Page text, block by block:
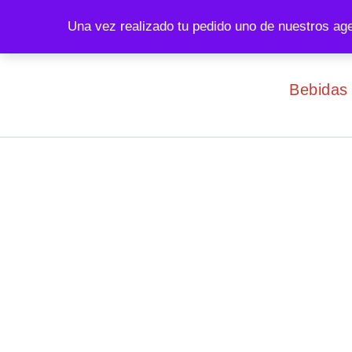
Una vez realizado tu pedido uno de nuestros
El abuso de la bebida perjudica la salud.
Bebidas